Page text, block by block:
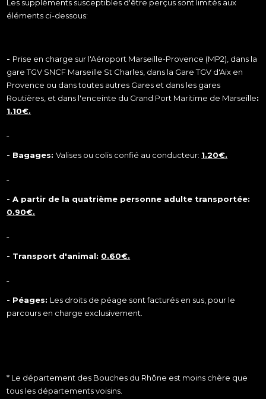
Les suppléments susceptibles d'être perçus sont limités aux
éléments ci-dessous:
- Prise en charge sur l'Aéroport Marseille-Provence (MP2), dans la
gare TGV SNCF Marseille St Charles, dans la Gare TGV d'Aix en
Provence ou dans toutes autres Gares et dans les gares
Routières, et dans l'enceinte du Grand Port Maritime de Marseille:
1.10€.
- Bagages:Valises ou colis confié au conducteur: 1.20€.
- A partir de la quatrième personne adulte transportée:
0.90€.
- Transport d'animal: 0.60€.
- Péages: Les droits de péage sont facturés en sus, pour le
parcours en charge exclusivement.
* Le département des Bouches du Rhône est moins chère que
tous les départements voisins.